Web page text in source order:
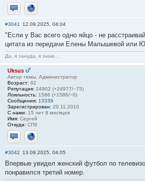
Отправить личное сообщение
Сайт
#3041 12.09.2025, 04:04
"Если у Вас всего одно яйцо - не
цитата из передачи Елены Малышевой или
Да, я зануда, я знаю...
Uksus
Автор темы, Администратор
Возраст: 62
Репутация: 24902 (+24977/−75)
Лояльность: 1586 (+1586/−0)
Сообщения: 13339
Зарегистрирован: 20.11.2010
С нами: 15 лет 8 месяцев
Имя: Сергей
Откуда: СПб
Отправить личное сообщение
Сайт
#3042 13.09.2025, 04:05
Впервые увидел женский футбол по
понравился третий номер.